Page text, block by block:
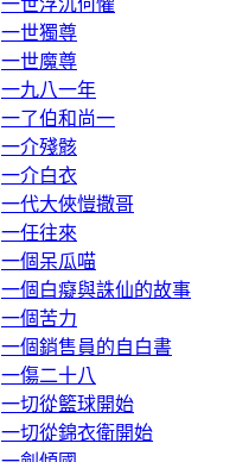
一世獨尊
一世魔尊
一九八一年
一了伯和尚一
一介殘骸
一介白衣
一代大俠愷撒哥
一任往來
一個呆瓜喵
一個白癡與誅仙的故事
一個苦力
一個銷售員的自白書
一傷二十八
一切從籃球開始
一切從錦衣衛開始